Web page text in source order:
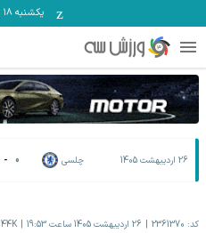
یکشنبه ۱۸ مرداد
26 اردیبهشت 1405 چلسی 0
-
کد: 2361370 26 اردیبهشت 1405 ساعت 19:53 44K